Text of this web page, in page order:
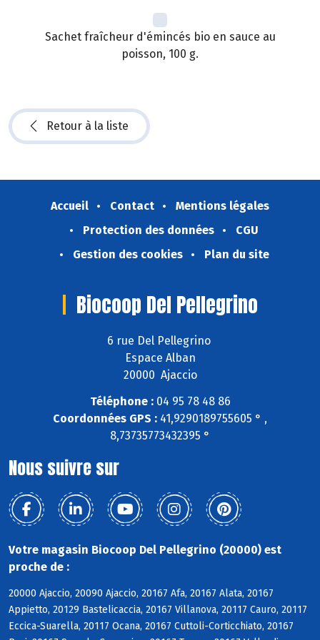
Sachet fraîcheur d'émincés bio en sauce au
poisson, 100 g.
Retour à la liste
Accueil Contact
Mentions légales
Protection des données
CGU
Gestion des cookies
Plan du site
Biocoop Del Pellegrino
6 rue Del Pellegrino
Espace Alban
20000 Ajaccio
Téléphone :04 95 78 48 86
Coordonnées GPS : 41,9290189755605 ° ,
8,73735773432395 °
Nous suivre sur
Votre magasin Biocoop Del Pellegrino (20000) est
proche de :
20000 Ajaccio, 20090 Ajaccio, 20167 Afa, 20167 Alata, 20167
Appietto, 20129 Bastelicaccia, 20167 Villanova, 20117 Cauro, 20117
Eccica-Suarella, 20117 Ocana, 20167 Cuttoli-Corticchiato, 20167